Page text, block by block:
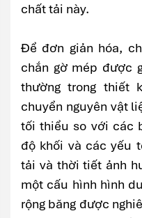
chất tải này.
Để đơn giản hóa,
chắn gờ mép được
thường trong thiết
chuyển nguyên vật
tối thiểu so với các
độ khối và các yếu
tải và thời tiết ảnh
một cấu hình hình
rộng băng được